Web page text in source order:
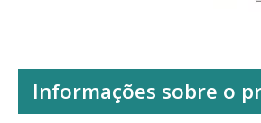
Informações sobre o